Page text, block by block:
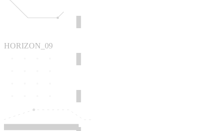
HORIZON_09